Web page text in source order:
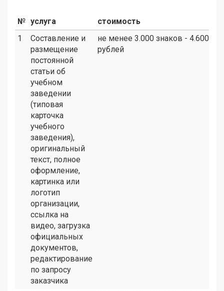
№ услуга
стоимость
1
Составление и
размещение
постоянной
статьи об
учебном
заведении
(типовая
карточка
учебного
заведения),
оригинальный
текст, полное
оформление,
картинка или
логотип
организации,
ссылка на
видео, загрузка
официальных
документов,
редактирование
по запросу
заказчика
не менее 3.000 знаков - 4.600
рублей